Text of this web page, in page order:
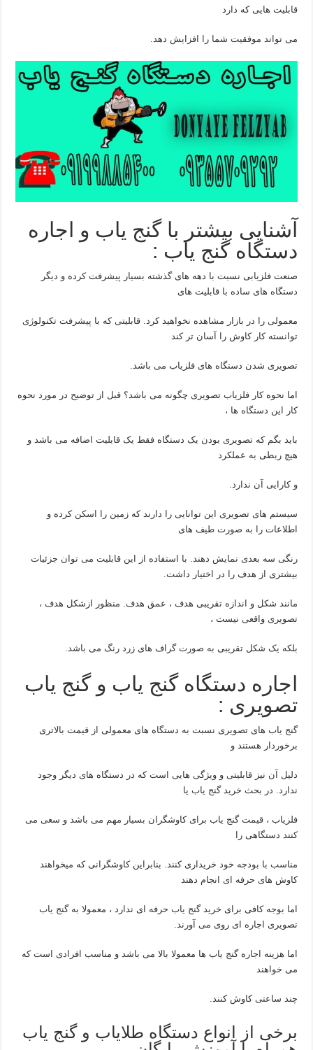
قابلیت هایی که دارد
می تواند موفقیت شما را افزایش دهد.
آشنایی بیشتر با گنج یاب و اجاره
دستگاه گنج یاب :
صنعت فلزیابی نسبت با دهه های گذشته بسیار پیشرفت کرده و دیگر
دستگاه های ساده با قابلیت های
معمولی را در بازار مشاهده نخواهید کرد. قابلیتی که با پیشرفت تکنولوژی
توانسته کار کاوش را آسان تر کند
تصویری شدن دستگاه های فلزیاب می باشد.
اما نحوه کار فلزیاب تصویری چگونه می باشد؟ قبل از توضیح در مورد نحوه
کار این دستگاه ها ،
باید بگم که تصویری بودن یک دستگاه فقط یک قابلیت اضافه می باشد و
هیچ ربطی به عملکرد
و کارایی آن ندارد.
سیستم های تصویری این توانایی را دارند که زمین را اسکن کرده و
اطلاعات را به صورت طیف های
رنگی سه بعدی نمایش دهند. با استفاده از این قابلیت می توان جزئیات
بیشتری از هدف را در اختیار داشت.
مانند شکل و اندازه تقریبی هدف ، عمق هدف. منظور ازشکل هدف ،
تصویری واقعی نیست ،
بلکه یک شکل تقریبی به صورت گراف های زرد رنگ می باشد.
اجاره دستگاه گنج یاب و گنج یاب
تصویری :
گنج یاب های تصویری نسبت به دستگاه های معمولی از قیمت بالاتری
برخوردار هستند و
دلیل آن نیز قابلیتی و ویژگی هایی است که در دستگاه های دیگر وجود
ندارد. در بحث خرید گنج یاب یا
فلزیاب ، قیمت گنج یاب برای کاوشگران بسیار مهم می باشد و سعی می
کنند دستگاهی را
مناسب با بودجه خود خریداری کنند. بنابراین کاوشگرانی که میخواهند
کاوش های حرفه ای انجام دهند
اما بوجه کافی برای خرید گنج یاب حرفه ای ندارد ، معمولا به گنج یاب
تصویری اجاره ای روی می آورند.
اما هزینه اجاره گنج یاب ها معمولا بالا می باشد و مناسب افرادی است که
می خواهند
چند ساعتی کاوش کنند.
برخی از انواع دستگاه طلایاب و گنج یاب